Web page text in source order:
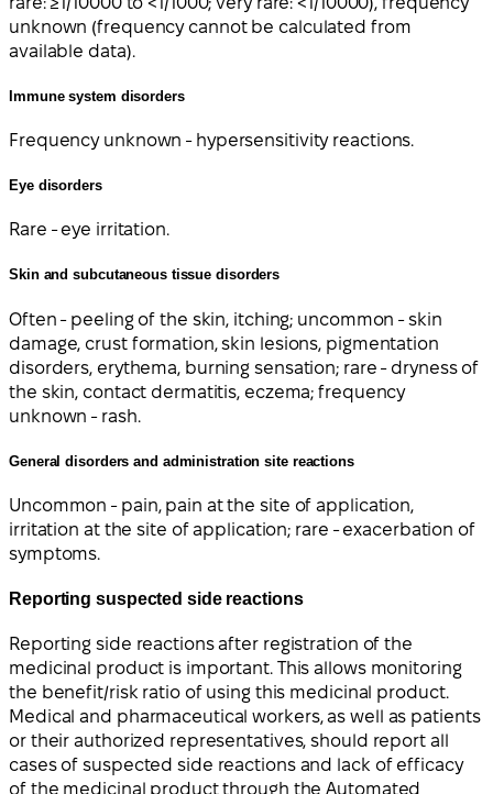
unknown (frequency cannot be calculated from
available data).
Immune system disorders
Frequency unknown - hypersensitivity reactions.
Eye disorders
Rare - eye irritation.
Skin and subcutaneous tissue disorders
Often - peeling of the skin, itching; uncommon - skin
damage, crust formation, skin lesions, pigmentation
disorders, erythema, burning sensation; rare - dryness of
the skin, contact dermatitis, eczema; frequency
unknown - rash.
General disorders and administration site reactions
Uncommon - pain, pain at the site of application,
irritation at the site of application; rare - exacerbation of
symptoms.
Reporting suspected side reactions
Reporting side reactions after registration of the
medicinal product is important. This allows monitoring
the benefit/risk ratio of using this medicinal product.
Medical and pharmaceutical workers, as well as patients
or their authorized representatives, should report all
cases of suspected side reactions and lack of efficacy
of the medicinal product through the Automated